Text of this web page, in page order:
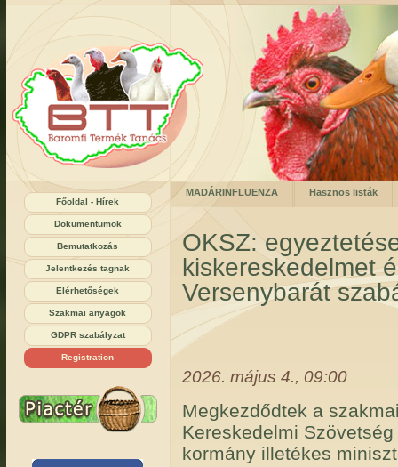
Főoldal - Hírek
Dokumentumok
Bemutatkozás
Jelentkezés tagnak
Elérhetőségek
Szakmai anyagok
GDPR szabályzat
Registration
MADÁRINFLUENZA Hasznos listák
OKSZ:
kiskereskedelmet
Versenybarát
2026. május 4., 09:00
Megkezdődtek a
Kereskedelmi
kormány illetékes